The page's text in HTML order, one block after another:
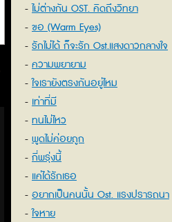
ChordCafe
ไม่ต่างกัน OST. คิดถึงวิทยา
ขอ (Warm Eyes)
รักไม่ได้ ก็จะรัก Ost.แสงดาวกลางใจ
ความพยายาม
ใจเรายังตรงกันอยู่ไหม
เท่าที่มี
ทนไม่ไหว
พูดไม่ค่อยถูก
กี่พรุ่งนี้
แค่ได้รักเธอ
อยากเป็นคนนั้น Ost. แรงปรารถนา
ใจหาย